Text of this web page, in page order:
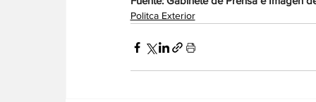
Politca Exterior